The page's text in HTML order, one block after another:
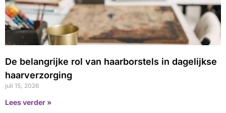
De belangrijke rol van haarborstels in dagelijkse
haarverzorging
juli 15, 2026
Lees verder »